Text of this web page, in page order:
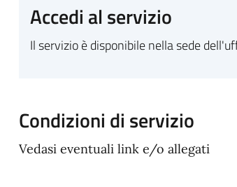
Accedi al servizio
Il servizio è disponibile nella sede
Condizioni di servizio
Vedasi eventuali link e/o allegati